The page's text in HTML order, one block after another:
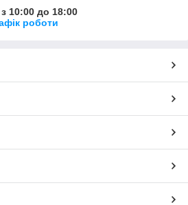
10:00 до 18:00
роботи